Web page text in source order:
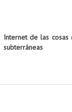
Internet de las cosas
subterráneas